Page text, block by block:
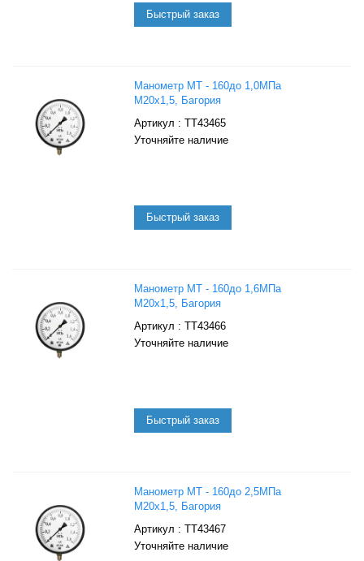
Манометр МТ - 160до 1,0МПа
М20х1,5, Багория
: ТТ43465
Уточняйте наличие
Манометр МТ - 160до 1,6МПа
М20х1,5, Багория
: ТТ43466
Уточняйте наличие
Манометр МТ - 160до 2,5МПа
М20х1,5, Багория
: ТТ43467
Уточняйте наличие